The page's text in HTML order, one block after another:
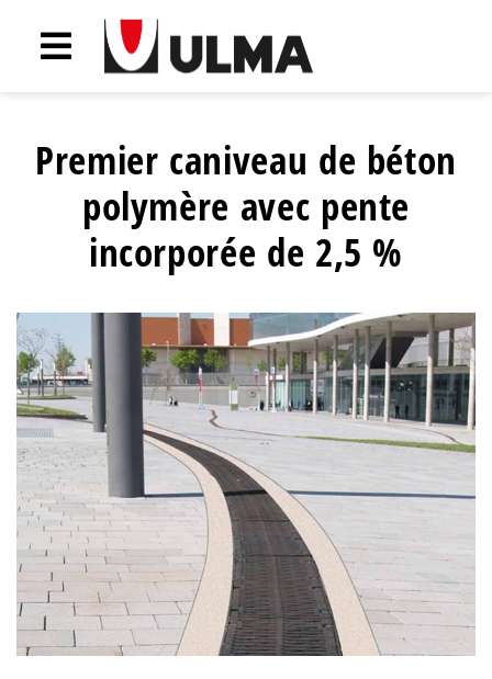
Premier caniveau de béton
polymère avec pente
incorporée de 2,5 %